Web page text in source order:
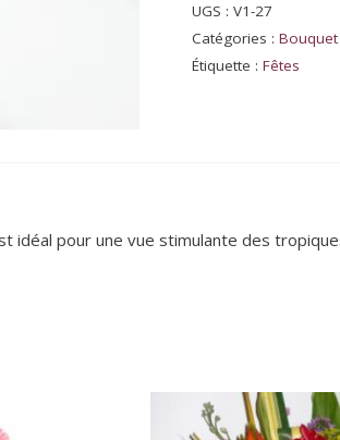
tropical
du
Paradis
UGS : V1-27
Catégories : Bouquet
Étiquette : Fêtes
idéal pour une vue stimulante des